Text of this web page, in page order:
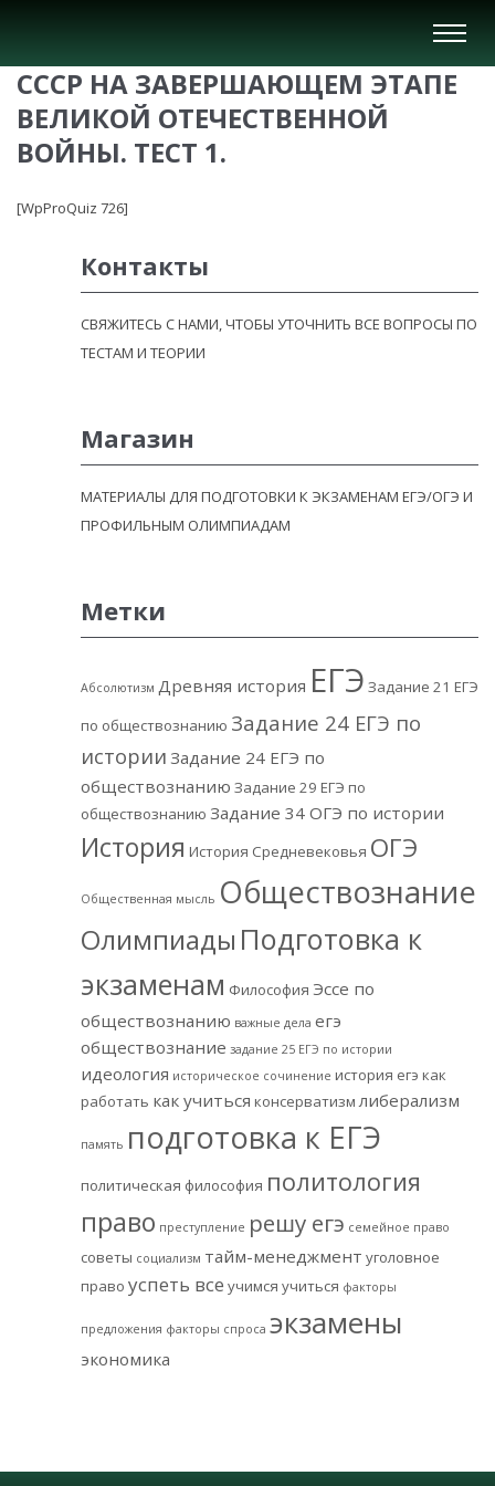
Вкл/
Выкл
СССР НА ЗАВЕРШАЮЩЕМ ЭТАПЕ
ВЕЛИКОЙ ОТЕЧЕСТВЕННОЙ
ВОЙНЫ. ТЕСТ 1.
[WpProQuiz 726]
Контакты
СВЯЖИТЕСЬ С НАМИ, ЧТОБЫ УТОЧНИТЬ ВСЕ ВОПРОСЫ ПО
ТЕСТАМ И ТЕОРИИ
Магазин
МАТЕРИАЛЫ ДЛЯ ПОДГОТОВКИ К ЭКЗАМЕНАМ ЕГЭ/ОГЭ И
ПРОФИЛЬНЫМ ОЛИМПИАДАМ
Метки
Абсолютизм Древняя история ЕГЭ Задание 21 ЕГЭ
по обществознанию Задание 24 ЕГЭ по
истории Задание 24 ЕГЭ по
обществознанию Задание 29 ЕГЭ по
обществознанию Задание 34 ОГЭ по истории
История История Средневековья ОГЭ
Общественная мысль Обществознание
Олимпиады Подготовка к
экзаменам Философия Эссе по
обществознанию важные дела егэ
обществознание задание 25 ЕГЭ по истории
идеология историческое сочинение история егэ как
работать как учиться консерватизм либерализм
память подготовка к ЕГЭ
политическая философия политология
право преступление решу егэ семейное право
советы социализм тайм-менеджмент уголовное
право успеть все учимся учиться факторы
предложения факторы спроса экзамены
экономика